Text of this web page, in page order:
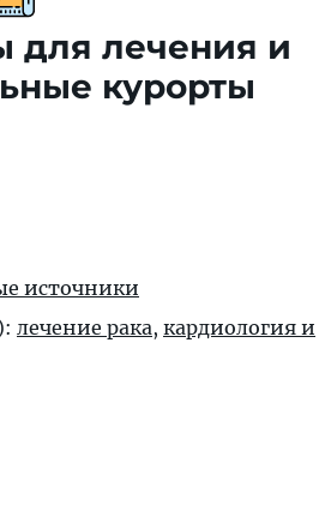
для лечения и
курорты
источники
лечение рака, кардиология и